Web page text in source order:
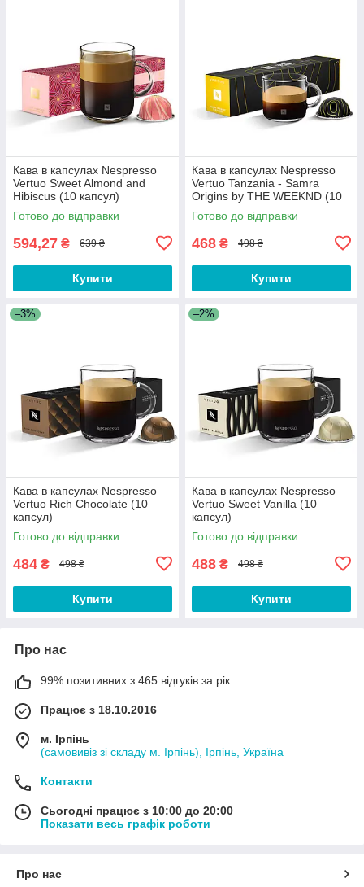
Кава в капсулах Nespresso
Vertuo Sweet Almond and
Hibiscus (10 капсул)
Готово до відправки
594,27 ₴ 639 ₴
Купити
Кава в капсулах Nespresso
Vertuo Tanzania - Samra
Origins by THE WEEKND (10
капсул)
Готово до відправки
468 ₴ 498 ₴
Купити
–3%
Кава в капсулах Nespresso
Vertuo Rich Chocolate (10
капсул)
Готово до відправки
484 ₴ 498 ₴
Купити
–2%
Кава в капсулах Nespresso
Vertuo Sweet Vanilla (10
капсул)
Готово до відправки
488 ₴ 498 ₴
Купити
Про нас
99% позитивних з 465 відгуків за рік
Працює з 18.10.2016
м. Ірпінь
(самовивіз зі складу м. Ірпінь), Ірпінь, Україна
Контакти
Сьогодні працює з 10:00 до 20:00
Показати весь графік роботи
Про нас